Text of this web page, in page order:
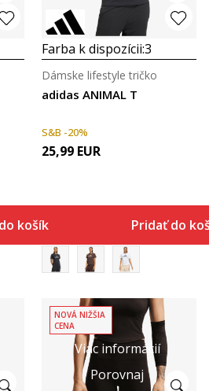
košíka
Farba k dispozícii:3
adidas ANIMAL T
Dámske lifestyle tričko
S&B -20%
25,99 EUR
Pridať do
Viac informácií
Porovnaj
NOVÁ NIŽŠIA
CENA